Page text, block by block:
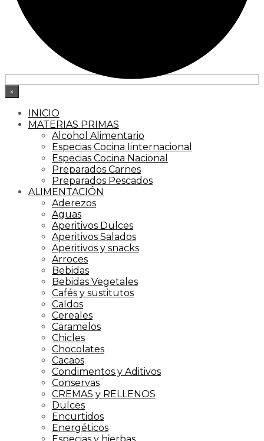
×
INICIO
MATERIAS PRIMAS
Alcohol Alimentario
Especias Cocina Iinternacional
Especias Cocina Nacional
Preparados Carnes
Preparados Pescados
ALIMENTACIÓN
Aderezos
Aguas
Aperitivos Dulces
Aperitivos Salados
Aperitivos y snacks
Arroces
Bebidas
Bebidas Vegetales
Cafés y sustitutos
Caldos
Cereales
Caramelos
Chicles
Chocolates
Cacaos
Condimentos y Aditivos
Conservas
CREMAS y RELLENOS
Dulces
Encurtidos
Energéticos